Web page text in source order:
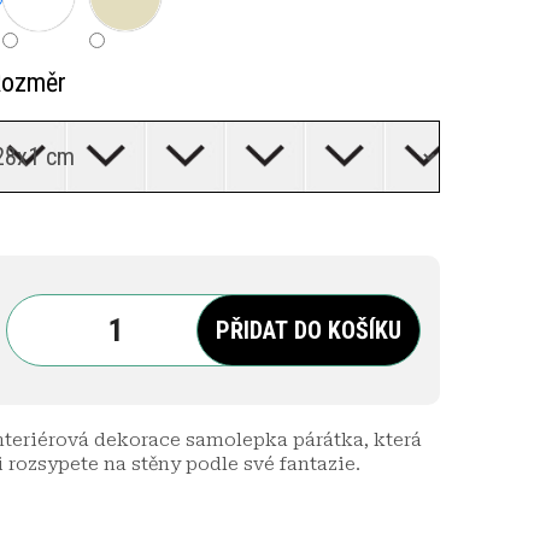
PŘIDAT DO KOŠÍKU
dekorace samolepka párátka, která
rozsypete na stěny podle své fantazie.